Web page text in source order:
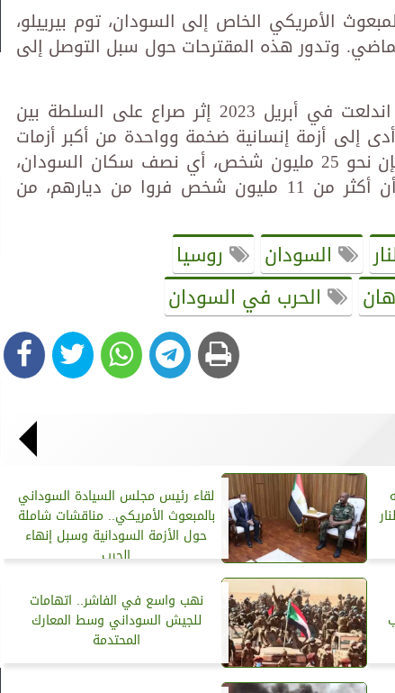
الأمريكي الخاص إلى السودان، توم بيرييلو،
وتدور هذه المقترحات حول سبل التوصل إلى
وتجدر الإشارة إلى أن الحرب في السودان اندلعت في أبريل 2023 إثر صراع على السلطة بين
إلى أزمة إنسانية ضخمة وواحدة من أكبر أزمات
النزوح في العالم. وحسب الأمم المتحدة، فإن نحو 25 مليون شخص، أي نصف سكان السودان،
يحتاجون إلى مساعدات إنسانية، في حين أن أكثر من 11 مليون شخص فروا من ديارهم، من
السودان
روسيا
الحرب في السودان
لقاء رئيس مجلس السيادة السوداني
بالمبعوث الأمريكي.. مناقشات شاملة
حول الأزمة السودانية وسبل إنهاء
الحرب
نهب واسع في الفاشر.. اتهامات
للجيش السوداني وسط المعارك
المحتدمة